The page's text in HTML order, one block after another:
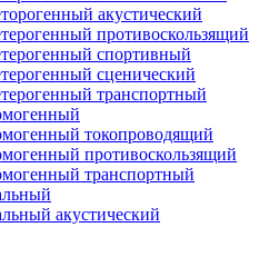
акустический
противоскользящий
спортивный
сценический
транспортный
токопроводящий
противоскользящий
транспортный
акустический